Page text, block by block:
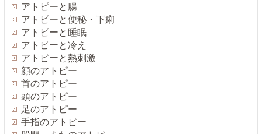
アトピーと腸
アトピーと便秘・下痢
アトピーと睡眠
アトピーと冷え
アトピーと熱刺激
顔のアトピー
首のアトピー
頭のアトピー
足のアトピー
手指のアトピー